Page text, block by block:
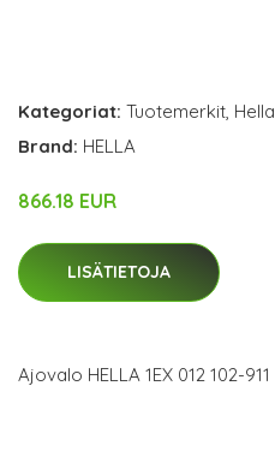
Kategoriat: Tuotemerkit Hella
Brand: HELLA
866.18 EUR
LISÄTIETOJA
Ajovalo HELLA 1EX 012 102-911